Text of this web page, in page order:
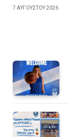
7 ΑΥΓΟΎΣΤΟΥ 2026